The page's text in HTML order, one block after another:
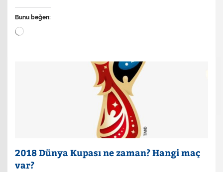
Bunu beğen:
Yükleniyor...
2018 Dünya Kupası ne zaman? Hangi maç
var?